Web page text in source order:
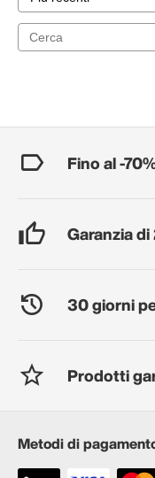
Fino al -
Garanzia
30 giorni
Prodotti
Metodi di